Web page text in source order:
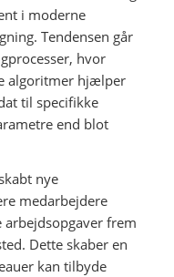
i moderne
Tendensen går
hvor
algoritmer hjælper
til specifikke
end blot
nye
medarbejdere
frem
Dette skaber en
kan tilbyde